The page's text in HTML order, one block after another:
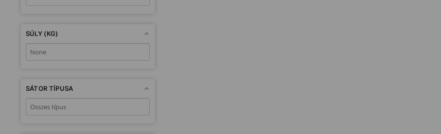
SÚLY (KG)
SÁTOR TÍPUSA